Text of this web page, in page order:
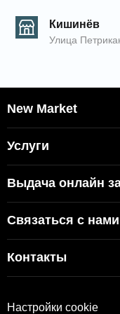
Кишинёв
Улица
New Market
Услуги
Выдача онлайн
Связаться с нами
Контакты
Настройки cookie